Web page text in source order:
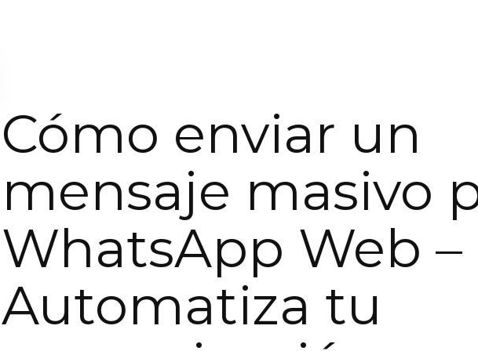
Cómo enviar un
mensaje masivo
WhatsApp Web –
Automatiza tu